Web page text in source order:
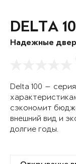
DELTA
Надежные
Delta 100 —
сэкономит
внешний вид и
долгие годы.